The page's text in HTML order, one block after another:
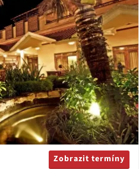
Zobrazit termíny